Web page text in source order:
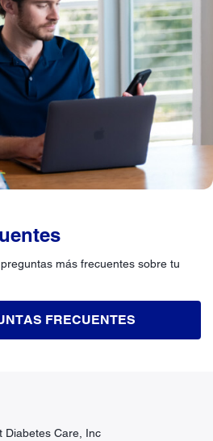
más frecuentes sobre tu
FRECUENTES
Diabetes Care, Inc